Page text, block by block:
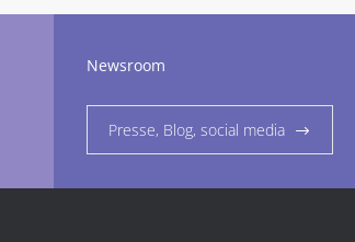
Newsroom
Presse, Blog, social media